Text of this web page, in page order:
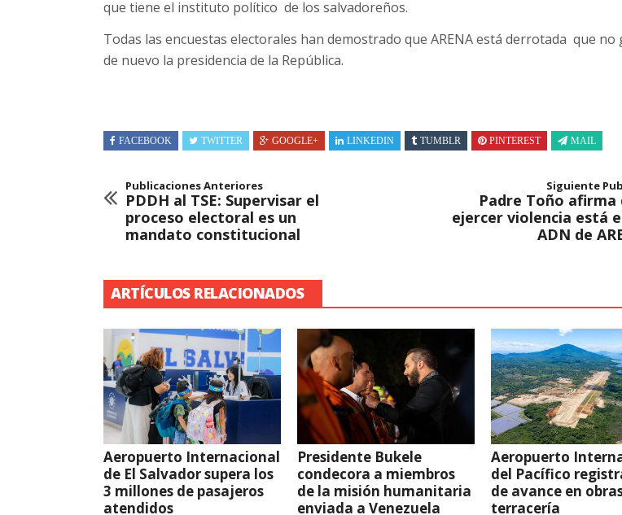
que tiene el instituto político de los salvadoreños.
Todas las encuestas electorales han demostrado que ARENA está derrotada que no
de nuevo la presidencia de la República.
FACEBOOK TWITTER GOOGLE+ LINKEDIN TUMBLR PINTEREST MAIL
Publicaciones Anteriores
PDDH al TSE: Supervisar el
proceso electoral es un
mandato constitucional
Siguiente
Padre Toño afirma
ejercer violencia está
ADN de
ARTÍCULOS RELACIONADOS
Aeropuerto Internacional
de El Salvador supera los
3 millones de pasajeros
atendidos
Presidente Bukele
condecora a miembros
de la misión humanitaria
enviada a Venezuela
Aeropuerto
del Pacífico
de avance en
terracería